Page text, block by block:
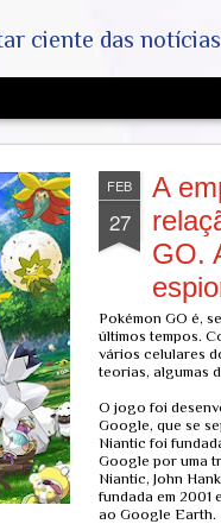
mídia. Abram a mente, pensem
FEB
27
A
GO.
Pokémon GO é,
últimos tempos.
vários celulares
teorias, algumas
O jogo foi
Google, que se
Niantic foi
Google por uma
Niantic, John
fundada em 2001
ao Google Earth.